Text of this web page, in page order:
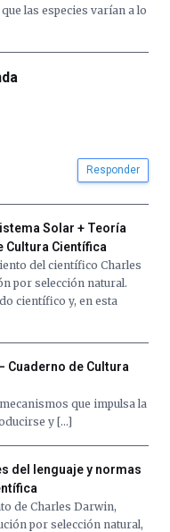
las especies varían a lo
Responder
Solar + Teoría
Cultura Científica
del científico Charles
por selección natural.
científico y, en esta
Cuaderno de Cultura
que impulsa la
y […]
del lenguaje y normas
de Charles Darwin,
por selección natural,